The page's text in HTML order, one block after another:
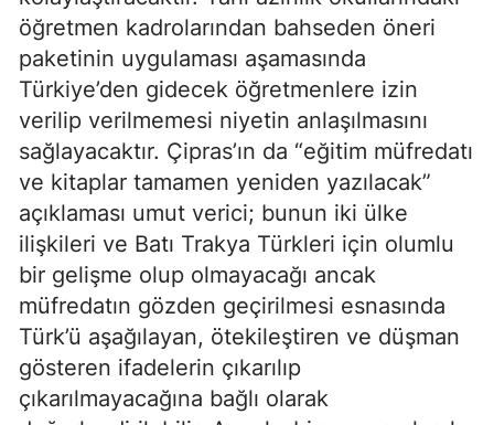
öğretmen kadrolarından bahseden öneri
paketinin uygulaması aşamasında
Türkiye’den gidecek öğretmenlere izin
verilip verilmemesi niyetin anlaşılmasını
sağlayacaktır. Çipras’ın da “eğitim müfredatı
ve kitaplar tamamen yeniden yazılacak”
açıklaması umut verici; bunun iki ülke
ilişkileri ve Batı Trakya Türkleri için olumlu
bir gelişme olup olmayacağı ancak
müfredatın gözden geçirilmesi esnasında
Türk’ü aşağılayan, ötekileştiren ve düşman
gösteren ifadelerin çıkarılıp
çıkarılmayacağına bağlı olarak